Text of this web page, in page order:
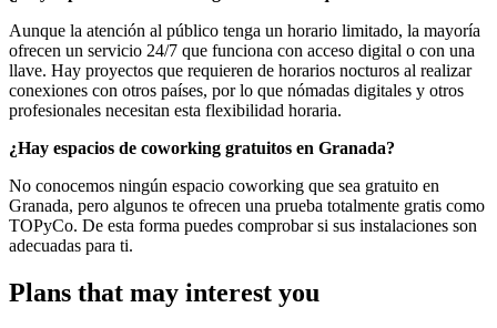
Aunque la atención al público tenga un horario limitado, la mayoría
ofrecen un servicio 24/7 que funciona con acceso digital o con una
llave. Hay proyectos que requieren de horarios nocturos al realizar
conexiones con otros países, por lo que nómadas digitales y otros
profesionales necesitan esta flexibilidad horaria.
¿Hay espacios de coworking gratuitos en Granada?
No conocemos ningún espacio coworking que sea gratuito en
Granada, pero algunos te ofrecen una prueba totalmente gratis como
TOPyCo. De esta forma puedes comprobar si sus instalaciones son
adecuadas para ti.
Plans that may interest you